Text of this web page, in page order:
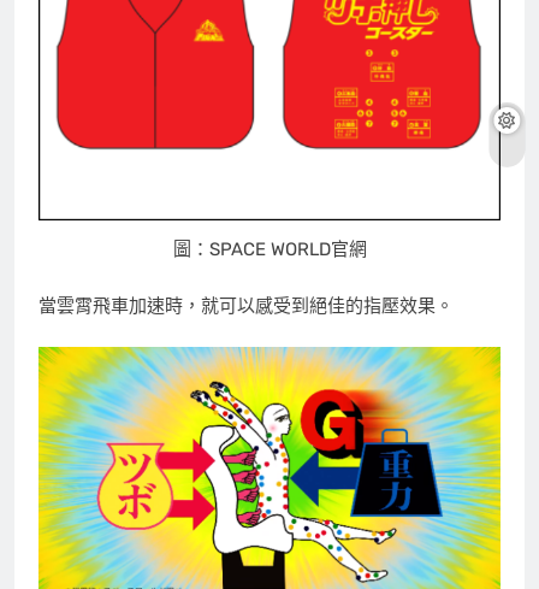
圖：SPACE WORLD官網
當雲霄飛車加速時，就可以感受到絕佳的指壓效果。